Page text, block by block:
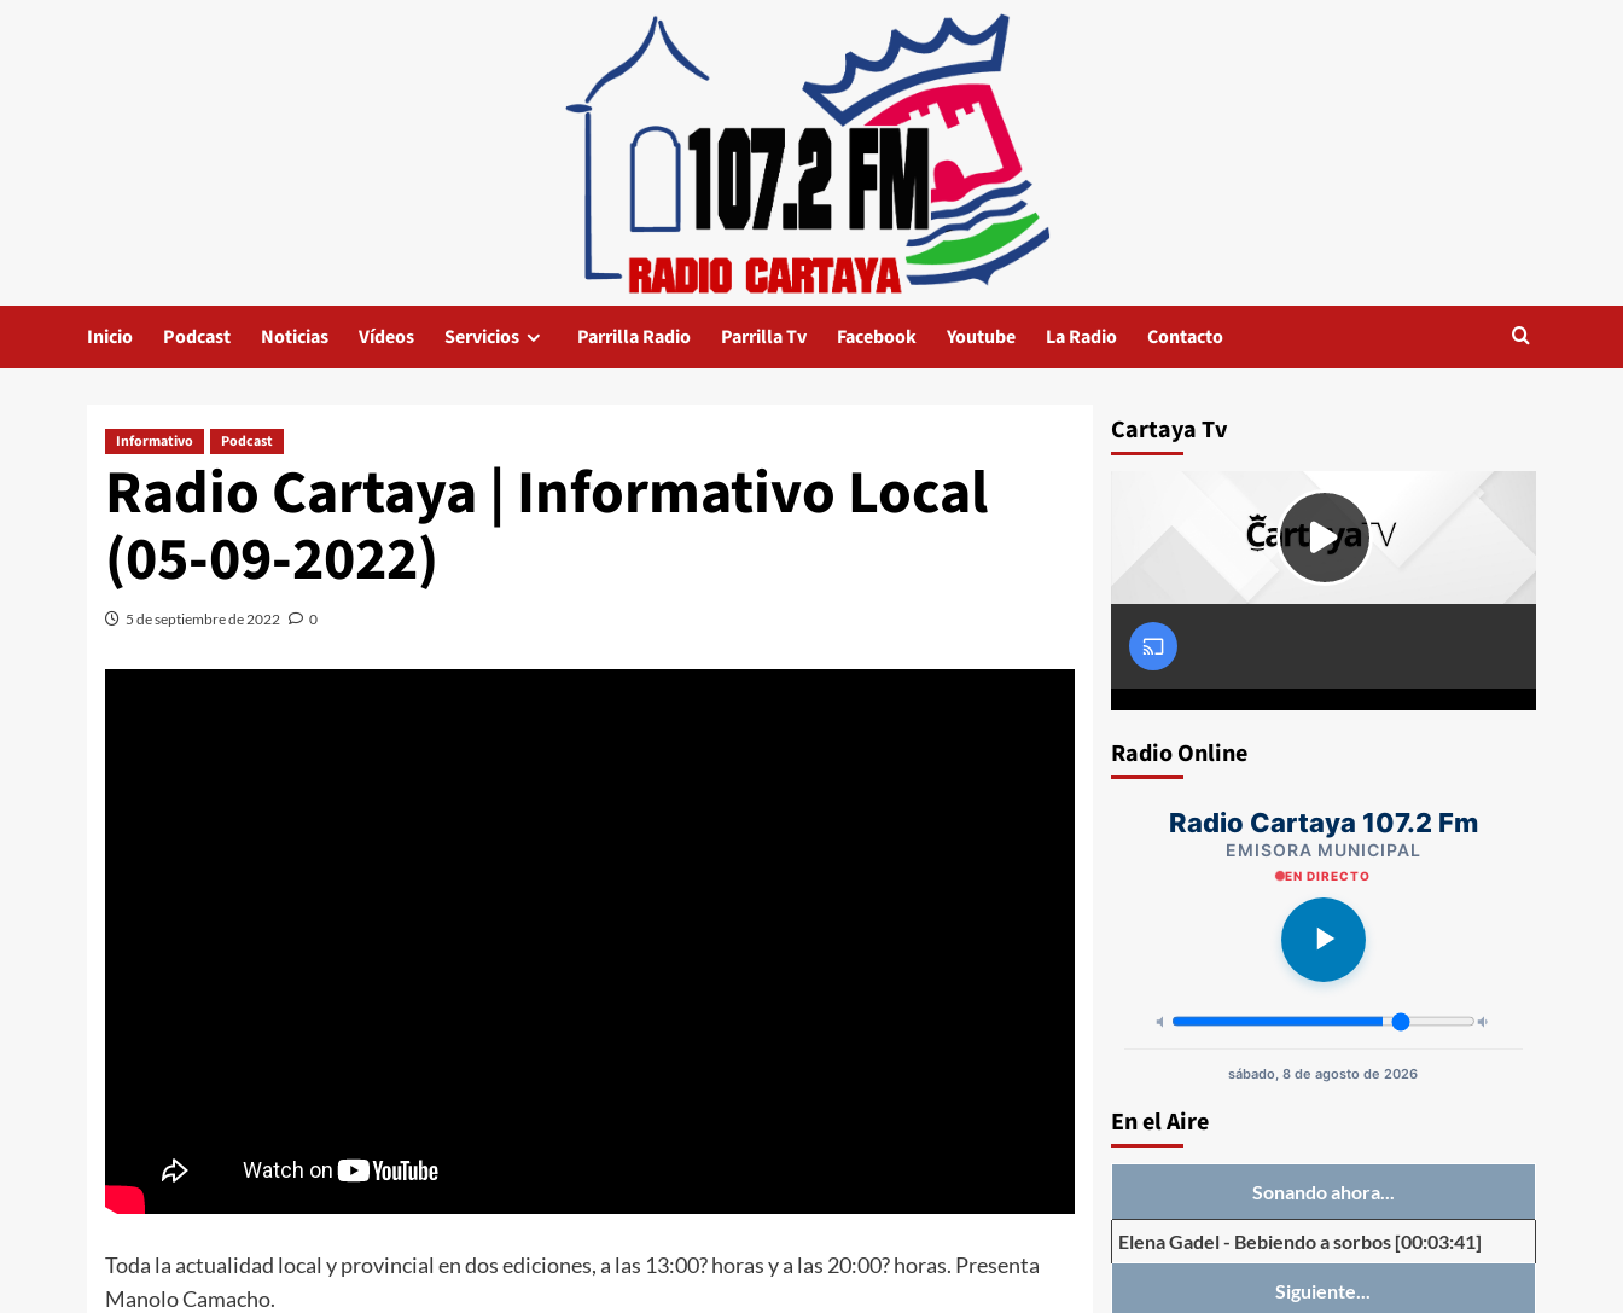
Inicio Podcast Noticias Vídeos Servicios Parrilla Radio Parrilla Tv Facebook Youtube La Radio Contacto
Informativo Podcast
Radio Cartaya | Informativo Local
(05-09-2022)
5 de septiembre de 2022 0
Toda la actualidad local y provincial en dos ediciones, a las 13:00? horas y a las 20:00? horas. Presenta
Manolo Camacho.
Cartaya Tv
Radio Online
Radio Cartaya 107.2 Fm
EMISORA MUNICIPAL
EN DIRECTO
sábado, 8 de agosto de 2026
En el Aire
Sonando ahora...
Elena Gadel- Bebiendo a sorbos [00:03:41]
Siguiente...